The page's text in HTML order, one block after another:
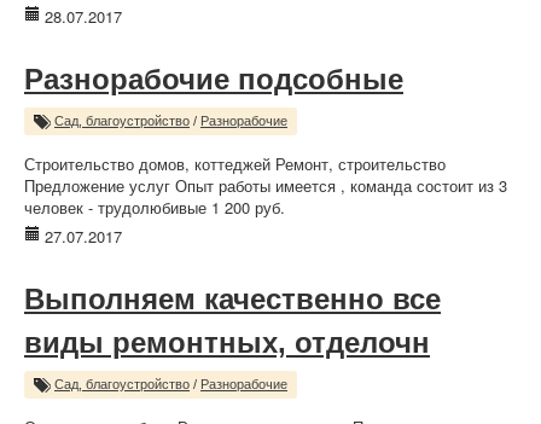
28.07.2017
Разнорабочие подсобные
Сад, благоустройство / Разнорабочие
Строительство домов, коттеджей Ремонт, строительство
Предложение услуг Опыт работы имеется , команда состоит из 3
человек - трудолюбивые 1 200 руб.
27.07.2017
Выполняем качественно все
виды ремонтных, отделочн
Сад, благоустройство / Разнорабочие